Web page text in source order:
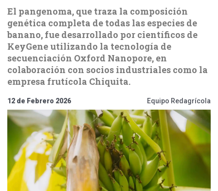
El pangenoma, que traza la composición
genética completa de todas las especies de
banano, fue desarrollado por científicos de
KeyGene utilizando la tecnología de
secuenciación Oxford Nanopore, en
colaboración con socios industriales como la
empresa frutícola Chiquita.
12 de Febrero 2026 Equipo Redagrícola